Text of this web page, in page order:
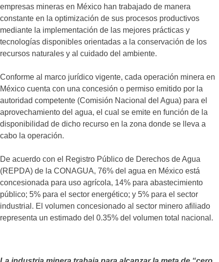
empresas mineras en México han trabajado de manera
constante en la optimización de sus procesos productivos
mediante la implementación de las mejores prácticas y
tecnologías disponibles orientadas a la conservación de los
recursos naturales y al cuidado del ambiente.
Conforme al marco jurídico vigente, cada operación minera en
México cuenta con una concesión o permiso emitido por la
autoridad competente (Comisión Nacional del Agua) para el
aprovechamiento del agua, el cual se emite en función de la
disponibilidad de dicho recurso en la zona donde se lleva a
cabo la operación.
De acuerdo con el Registro Público de Derechos de Agua
(REPDA) de la CONAGUA, 76% del agua en México está
concesionada para uso agrícola, 14% para abastecimiento
público; 5% para el sector energético; y 5% para el sector
industrial. El volumen concesionado al sector minero afiliado
representa un estimado del 0.35% del volumen total nacional.